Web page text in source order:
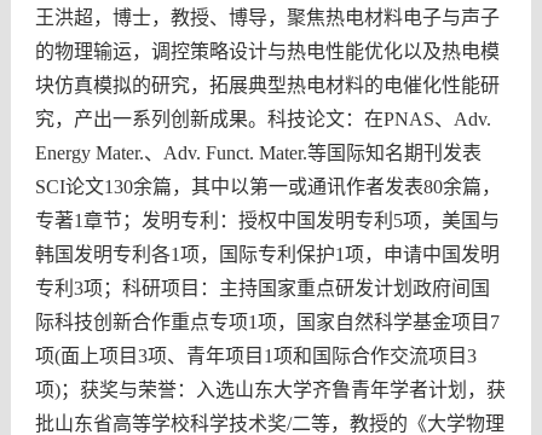
王洪超，博士，教授、博导， 聚焦热电材料电子与声子
的物理输运，调控策略设计与热电性能优化以及热电模
块仿真模拟的研究，拓展典型热电材料的电催化性能研
究，产出一系列创新成果。科技论文：在PNAS、 Adv.
Energy Mater.、 Adv. Funct. Mater.等国际知名期刊发表
SCI论文130余篇，其中以第一或通讯作者发表80余篇，
专著1章节；发明专利：授权中国发明专利 5项，美国与
韩国发明专利各1项，国际专利保护1项，申请中国发明
专利 3项；科研项目：主持国家重点研发计划政府间国
际科技创新合作重点专项1项，国家自然科学基金项目 7
项(面上项目3项、青年项目 1项和国际合作交流项目3
项)；获奖与荣誉：入选山东大学齐鲁青年学者计划，获
批山东省高等学校科学技术奖/二等，教授的《大学物理